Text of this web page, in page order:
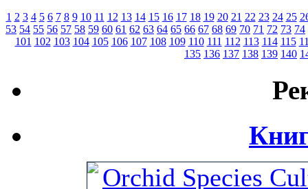
1 2 3 4 5 6 7 8 9 10 11 12 13 14 15 16 17 18 19 20 21 22 23 24 25
53 54 55 56 57 58 59 60 61 62 63 64 65 66 67 68 69 70 71 72 73 74
101 102 103 104 105 106 107 108 109 110 111 112 113 114 115
135 136 137 138 139 140